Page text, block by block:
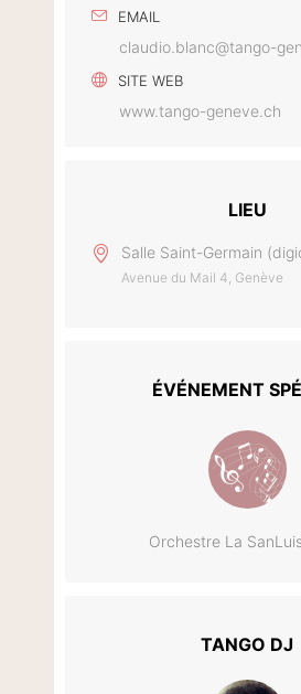
EMAIL
claudio.blanc@tango-
SITE WEB
www.tango-geneve.ch
LIEU
Salle Saint-Germain
Avenue du Mail 4, Genève
ÉVÉNEMENT
Orchestre La
TANGO DJ